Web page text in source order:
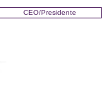
CEO/Presidente